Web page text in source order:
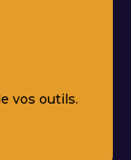
vos outils.